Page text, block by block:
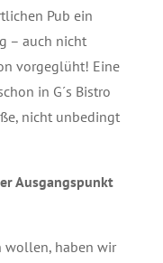
Pub ein
– auch nicht
vorgeglüht! Eine
in G´s Bistro
nicht unbedingt
Ausgangspunkt
wollen, haben wir